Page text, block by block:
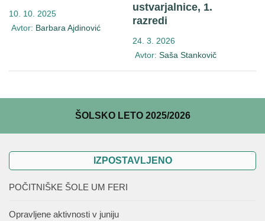
10. 10. 2025
Avtor: Barbara Ajdinović
ustvarjalnice, 1.
razredi
24. 3. 2026
Avtor: Saša Stankovič
ŠOLSKO LETO 2025/2026
IZPOSTAVLJENO
POČITNIŠKE ŠOLE UM FERI
Opravljene aktivnosti v juniju